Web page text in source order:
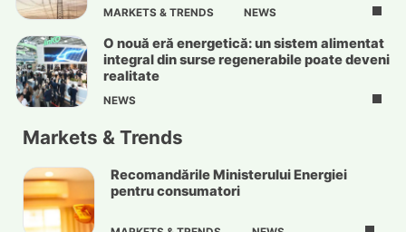
MARKETS & TRENDS NEWS
O nouă eră energetică: un sistem alimentat
integral din surse regenerabile poate deveni
realitate
NEWS
Markets & Trends
Recomandările Ministerului Energiei
pentru consumatori